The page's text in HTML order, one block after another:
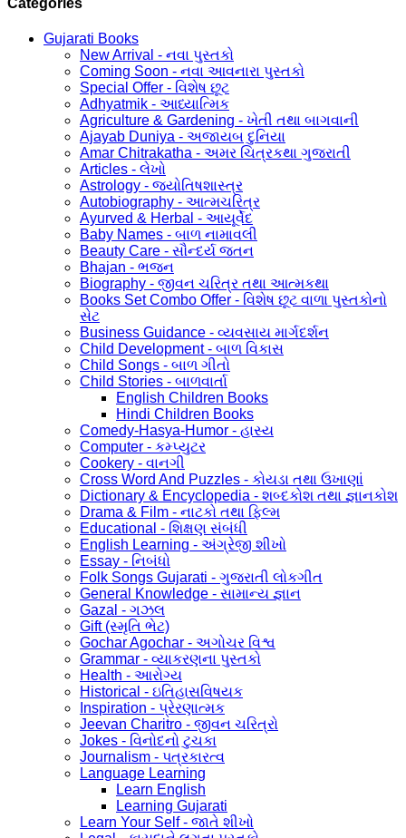
Gujarati Books
New Arrival - નવા પુસ્તકો
Coming Soon - નવા આવનારા પુસ્તકો
Special Offer - વિશેષ છૂટ
Adhyatmik - આધ્યાત્મિક
Agriculture & Gardening - ખેતી તથા બાગવાની
Ajayab Duniya - અજાયબ દુનિયા
Amar Chitrakatha - અમર ચિત્રકથા ગુજરાતી
Articles - લેખો
Astrology - જ્યોતિષશાસ્ત્ર
Autobiography - આત્મચરિત્ર
Ayurved & Herbal - આયૂર્વેદ
Baby Names - બાળ નામાવલી
Beauty Care - સૌન્દર્ય જતન
Bhajan - ભજન
Biography - જીવન ચરિત્ર તથા આત્મકથા
Books Set Combo Offer - વિશેષ છૂટ વાળા પુસ્તકોનો
સેટ
Business Guidance - વ્યવસાય માર્ગદર્શન
Child Development - બાળ વિકાસ
Child Songs - બાળ ગીતો
Child Stories - બાળવાર્તા
English Children Books
Hindi Children Books
Comedy-Hasya-Humor - હાસ્ય
Computer - કમ્પ્યુટર
Cookery - વાનગી
Cross Word And Puzzles - કોયડા તથા ઉખાણાં
Dictionary & Encyclopedia - શબ્દકોશ તથા જ્ઞાનકોશ
Drama & Film - નાટકો તથા ફિલ્મ
Educational - શિક્ષણ સંબંધી
English Learning - અંગ્રેજી શીખો
Essay - નિબંધો
Folk Songs Gujarati - ગુજરાતી લોકગીત
General Knowledge - સામાન્ય જ્ઞાન
Gazal - ગઝલ
Gift (સ્મૃતિ ભેટ)
Gochar Agochar - અગોચર વિશ્વ
Grammar - વ્યાકરણના પુસ્તકો
Health - આરોગ્ય
Historical - ઇતિહાસવિષયક
Inspiration - પ્રેરણાત્મક
Jeevan Charitro - જીવન ચરિત્રો
Jokes - વિનોદનો ટુચકા
Journalism - પત્રકારત્વ
Language Learning
Learn English
Learning Gujarati
Learn Your Self - જાતે શીખો